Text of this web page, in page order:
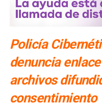
Policía
denuncia
archivos
consentimiento